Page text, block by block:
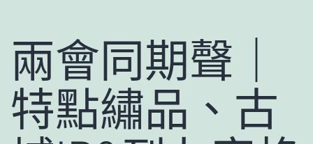
兩會同期聲｜
特點繡品、古